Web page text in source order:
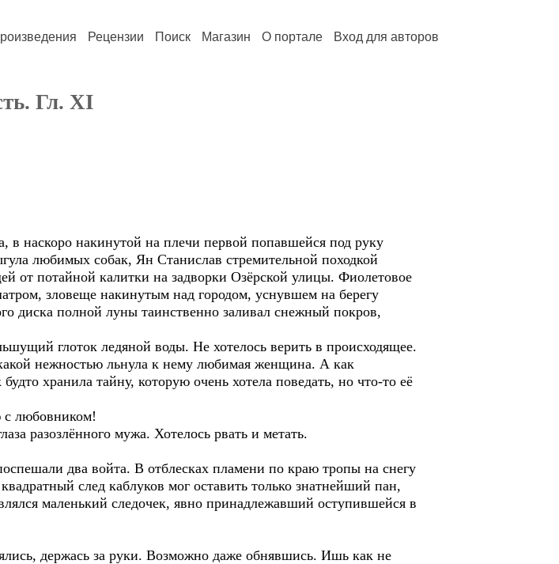
Рецензии Поиск Магазин О портале Вход для авторов
Гл. XI
в наскоро накинутой на плечи первой попавшейся под руку
любимых собак, Ян Станислав стремительной походкой
от потайной калитки на задворки Озёрской улицы. Фиолетовое
зловеще накинутым над городом, уснувшем на берегу
диска полной луны таинственно заливал снежный покров,
глоток ледяной воды. Не хотелось верить в происходящее.
нежностью льнула к нему любимая женщина. А как
хранила тайну, которую очень хотела поведать, но что-то её
с любовником!
разозлённого мужа. Хотелось рвать и метать.
два войта. В отблесках пламени по краю тропы на снегу
след каблуков мог оставить только знатнейший пан,
маленький следочек, явно принадлежавший оступившейся в
держась за руки. Возможно даже обнявшись. Ишь как не